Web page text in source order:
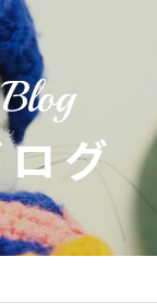
Blog
グ